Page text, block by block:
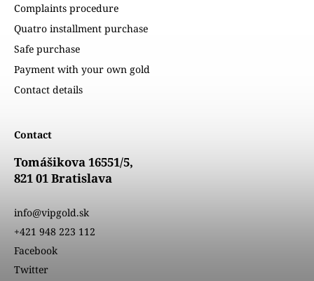
Complaints procedure
Quatro installment purchase
Safe purchase
Payment with your own gold
Contact details
Contact
Tomášikova 16551/5,
821 01 Bratislava
info@vipgold.sk
+421 948 223 112
Facebook
Twitter